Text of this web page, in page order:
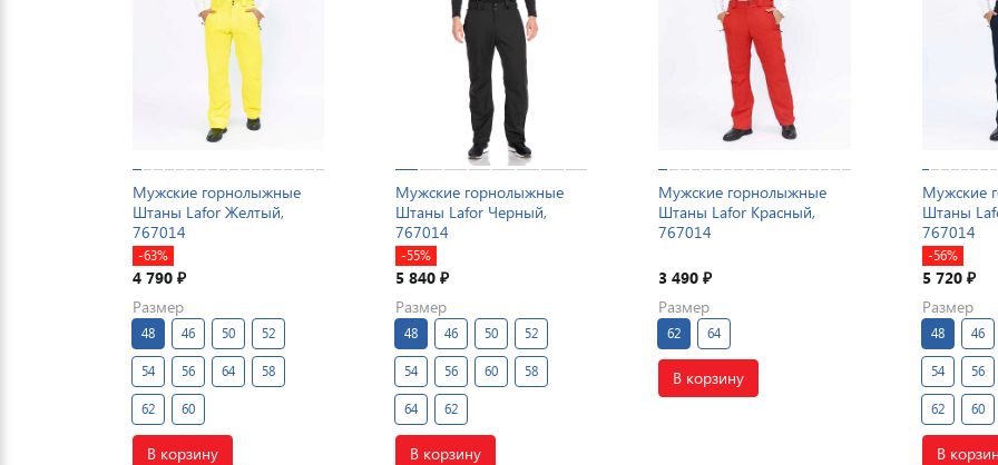
Мужские горнолыжные
Штаны Lafor Желтый,
767014
-63%
4 790 ₽
Размер
48 46 50 52
54 56 64 58
62 60
В корзину
Мужские горнолыжные
Штаны Lafor Черный,
767014
-55%
5 840₽
Размер
48 46 50 52
54 56 60 58
64 62
В корзину
Мужские горнолыжные
Штаны Lafor Красный,
767014
3 490₽
Размер
62 64
В корзину
Мужские
Штаны
767014
-56%
5 720 ₽
Размер
48 46
54 56
62 60
В